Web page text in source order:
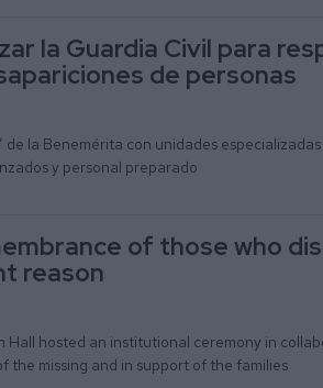
la Guardia Civil para
de personas
de la Benemérita con unidades
y personal preparado
of those who
reason
Hall hosted an institutional ceremony in
the missing and in support of the families